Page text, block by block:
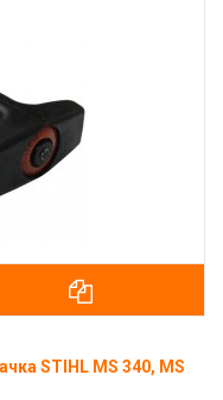
STIHL MS 340, MS